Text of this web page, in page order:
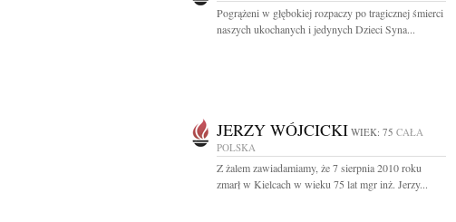
Pogrążeni w głębokiej rozpaczy po tragicznej śmierci
naszych ukochanych i jedynych Dzieci Syna...
JERZY WÓJCICKI WIEK: 75 CAŁA
POLSKA
Z żalem zawiadamiamy, że 7 sierpnia 2010 roku
zmarł w Kielcach w wieku 75 lat mgr inż. Jerzy...